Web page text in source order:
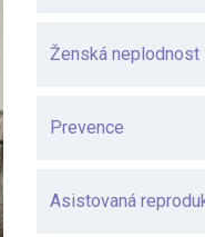
Ženská neplodnost
Prevence
Asistovaná